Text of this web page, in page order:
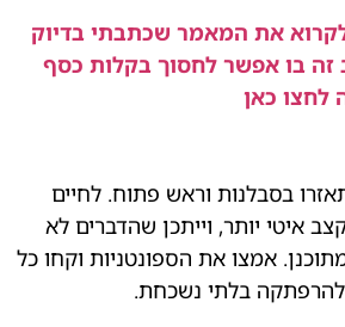
את המאמר שכתבתי בדיוק
זה בו אפשר לחסוך בקלות כסף
לחצו כאן
בסבלנות וראש פתוח. לחיים
איטי יותר, וייתכן שהדברים לא
אמצו את הספונטניות וקחו כל
להרפתקה בלתי נשכחת.